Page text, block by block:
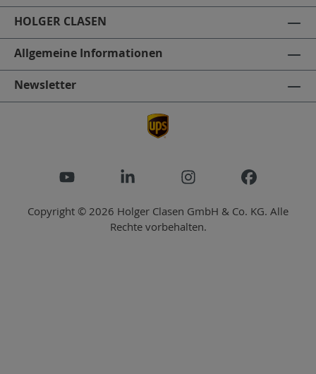
HOLGER CLASEN
Allgemeine Informationen
Newsletter
Copyright © 2026 Holger Clasen GmbH & Co. KG. Alle
Rechte vorbehalten.